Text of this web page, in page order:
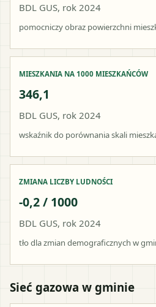
BDL GUS, rok 2024
pomocniczy obraz powierzchni
MIESZKANIA NA 1000 MIESZKAŃCÓW
346,1
BDL GUS, rok 2024
wskaźnik do porównania skali
ZMIANA LICZBY LUDNOŚCI
-0,2 / 1000
BDL GUS, rok 2024
tło dla zmian demograficznych w
Sieć gazowa w gminie